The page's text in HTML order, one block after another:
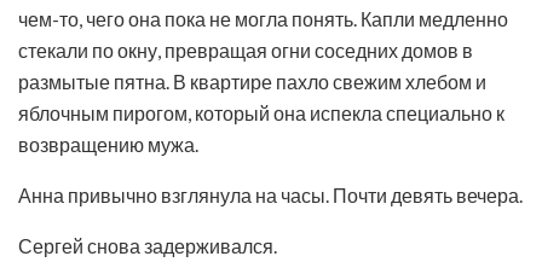
чем-то, чего она пока не могла понять. Капли медленно
стекали по окну, превращая огни соседних домов в
размытые пятна. В квартире пахло свежим хлебом и
яблочным пирогом, который она испекла специально к
возвращению мужа.
Анна привычно взглянула на часы. Почти девять вечера.
Сергей снова задерживался.